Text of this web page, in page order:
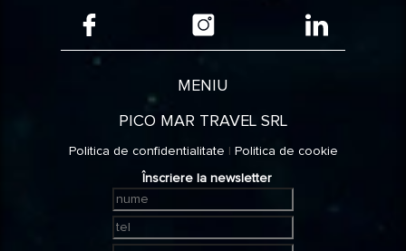
MENIU
PICO MAR TRAVEL SRL
Politica de confidentialitate | Politica de cookie
Înscriere la newsletter